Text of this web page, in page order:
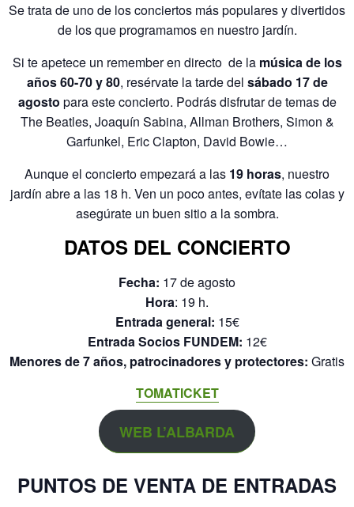
Se trata de uno de los conciertos más populares y divertidos
de los que programamos en nuestro jardín.
Si te apetece un remember en directo de la música de los
años 60-70 y 80, resérvate la tarde del sábado 17 de
agosto para este concierto. Podrás disfrutar de temas de
The Beatles, Joaquín Sabina, Allman Brothers, Simon &
Garfunkel, Eric Clapton, David Bowie…
Aunque el concierto empezará a las 19 horas, nuestro
jardín abre a las 18 h. Ven un poco antes, evítate las colas y
asegúrate un buen sitio a la sombra.
DATOS DEL CONCIERTO
Fecha: 17 de agosto
Hora: 19 h.
Entrada general: 15€
Entrada Socios FUNDEM: 12€
Menores de 7 años, patrocinadores y protectores: Gratis
TOMATICKET
WEB L’ALBARDA
PUNTOS DE VENTA DE ENTRADAS